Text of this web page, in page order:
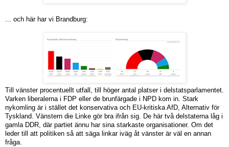
... och här har vi Brandburg:
Till vänster procentuellt utfall, till höger antal platser i delstatsparlamentet.
Varken liberalerna i FDP eller de brunfärgade i NPD kom in. Stark
nykomling är i stället det konservativa och EU-kritiska AfD, Alternativ för
Tyskland. Vänstern die Linke gör bra ifrån sig. De här två delstaterna låg i
gamla DDR, där partiet ännu har sina starkaste organisationer. Om det
leder till att politiken så att säga linkar iväg åt vänster är väl en annan
fråga.